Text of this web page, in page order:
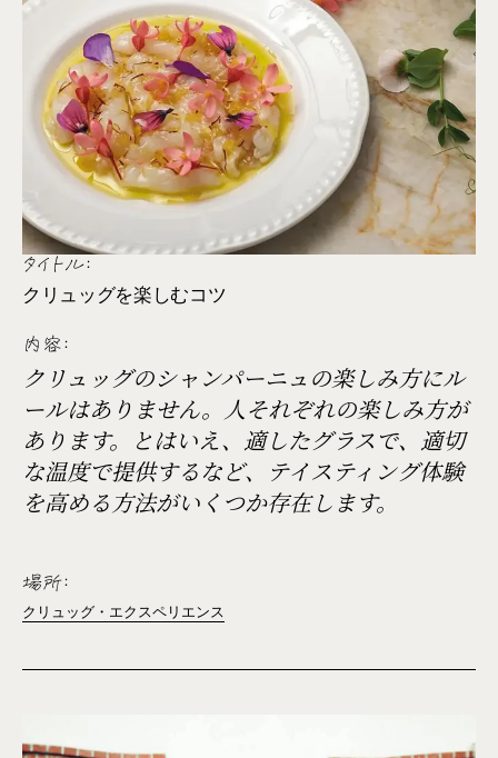
タイトル:
クリュッグを楽しむコツ
内容:
クリュッグのシャンパーニュの楽しみ方にル
ールはありません。人それぞれの楽しみ方が
あります。とはいえ、適したグラスで、適切
な温度で提供するなど、テイスティング体験
を高める方法がいくつか存在します。
場所:
クリュッグ・エクスペリエンス